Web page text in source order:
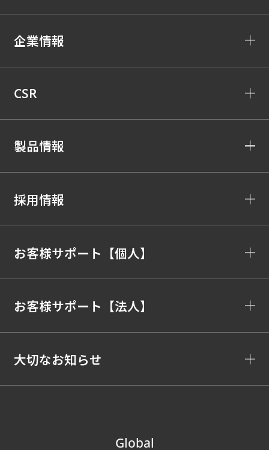
企業情報
CSR
製品情報
採用情報
お客様サポート【個人】
お客様サポート【法人】
大切なお知らせ
Global